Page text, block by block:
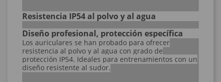
Resistencia IP54 al polvo y al agua
Diseño profesional, protección específica
Los auriculares se han probado para ofrecer
resistencia al polvo y al agua con grado de
protección IP54. Ideales para entrenamientos con un
diseño resistente al sudor.